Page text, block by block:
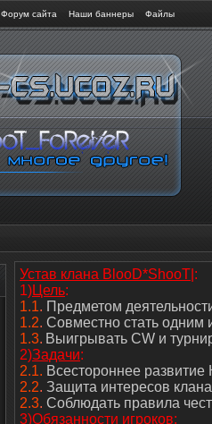
Форум сайта Наши баннеры Файлы
Устав клана BlooD*ShooT |:
1)Цель:
1.1. Предметом
1.2. Совместно стать одним
1.3. Выигрывать CW и
2)Задачи:
2.1. Всестороннее развитие
2.2. Защита интересов
2.3. Соблюдать правила
3)Обязанности игроков: